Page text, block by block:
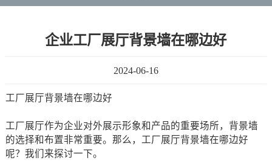
企业工厂展厅背景墙在哪边好
2024-06-16
工厂展厅背景墙在哪边好
工厂展厅作为企业对外展示形象和产品的重要场所，背景墙
的选择和布置非常重要。那么，工厂展厅背景墙在哪边好
呢？我们来探讨一下。